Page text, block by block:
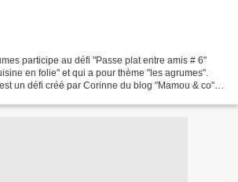
participe au défi "Passe plat entre amis # 6"
en folie" et qui a pour thème "les agrumes".
un défi créé par Corinne du blog "Mamou & co"